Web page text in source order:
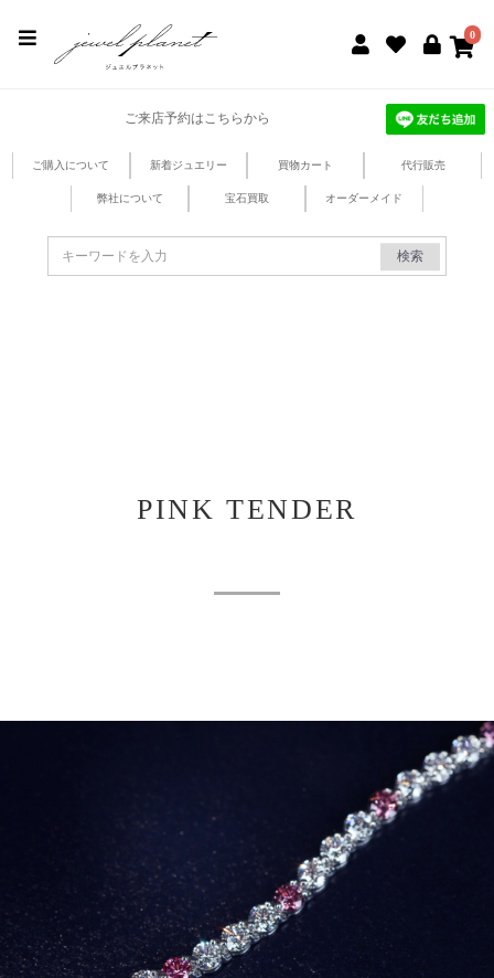
0
ご来店予約はこちらから
ご購入について 新着ジュエリー 買物カート 代行販売
弊社について 宝石買取 オーダーメイド
検索
PINK TENDER